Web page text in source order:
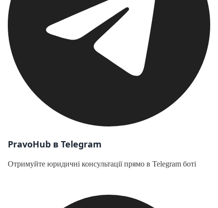
PravoHub в Telegram
Отримуйте юридичні консультації прямо в Telegram боті